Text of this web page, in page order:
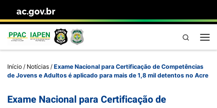
Skip to content
ac.gov.br
Pesquisa
Início / Notícias / Exame Nacional para Certificação de Competências
de Jovens e Adultos é aplicado para mais de 1,8 mil detentos no Acre
Exame Nacional para Certificação de